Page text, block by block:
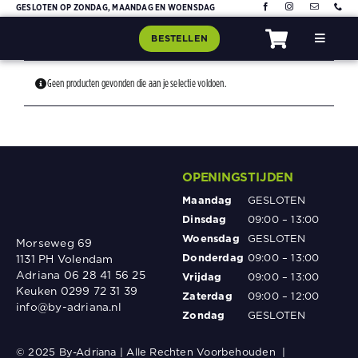
GESLOTEN OP ZONDAG, MAANDAG EN WOENSDAG
Toggle
BESTELLEN
Geen producten gevonden die aan je selectie voldoen.
Morseweg 69
1131 PH Volendam
Adriana 06 28 41 56 25
Keuken 0299 72 31 39
info@by-adriana.nl
OPENINGSTIJDEN
Maandag
GESLOTEN
Dinsdag
09:00 – 13:00
Woensdag
GESLOTEN
Donderdag 09:00 – 13:00
Vrijdag
09:00 – 13:00
Zaterdag
09:00 – 12:00
Zondag
GESLOTEN
© 2025 By-Adriana | Alle Rechten Voorbehouden |